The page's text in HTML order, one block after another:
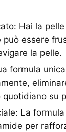
Hai la
essere
la pelle.
formula
quotidiano su
La
per